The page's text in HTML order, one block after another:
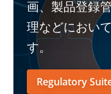
画、製品登録
理などにおい
す。
Regulatory